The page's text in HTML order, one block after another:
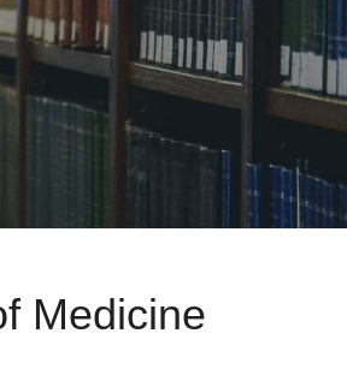
Medicine